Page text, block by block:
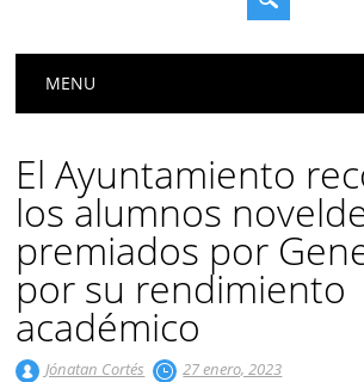
Menú principal
MENU
El Ayuntamiento
los alumnos
premiados por
por su rendimiento
académico
Jónatan Cortés 27 enero, 2023